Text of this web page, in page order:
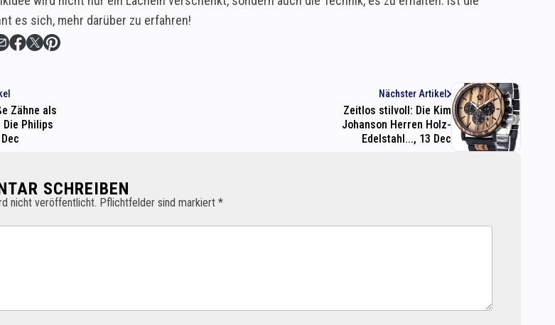
es sich, mehr darüber zu erfahren!
Zähne als
Die Philips
Nächster Artikel
Zeitlos stilvoll: Die Kim
Johanson Herren Holz-
Edelstahl..., 13 Dec
SCHREIBEN
nicht veröffentlicht. Pflichtfelder sind markiert *